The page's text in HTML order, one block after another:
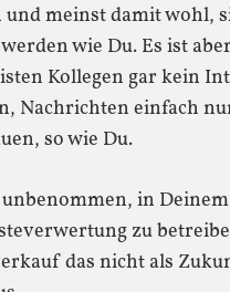
meinst damit wohl,
wie Du. Es ist
Kollegen gar kein
Nachrichten einfach
so wie Du.
in
zu
das nicht als